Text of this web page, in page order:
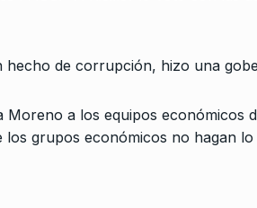
de corrupción, hizo una
Moreno a los equipos económicos
grupos económicos no hagan
DE DÍA
11 De Septiembre
«Gerardo Morales